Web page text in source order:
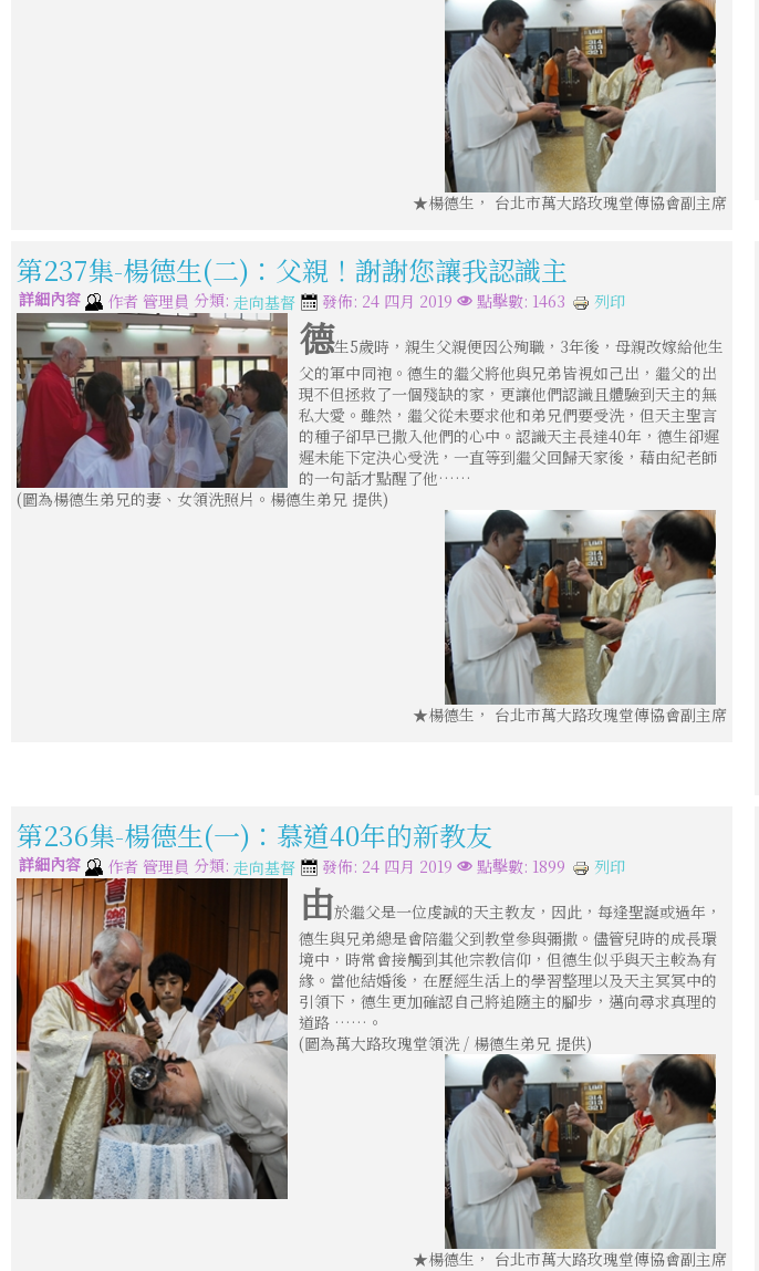
★楊德生， 台北市萬大路玫瑰堂傳協會副主席
第237集-楊德生(二)：父親！謝謝您讓我認識主
詳細內容 作者 管理員 分類: 走向基督 發佈: 24 四月 2019 點擊數: 1463 列印
德生5歲時，親生父親便因公殉職，3年後，母親改嫁給他生
父的軍中同袍。德生的繼父將他與兄弟皆視如己出，繼父的出
現不但拯救了一個殘缺的家，更讓他們認識且體驗到天主的無
私大愛。雖然，繼父從未要求他和弟兄們要受洗，但天主聖言
的種子卻早已撒入他們的心中。認識天主長達40年，德生卻遲
遲未能下定決心受洗，一直等到繼父回歸天家後，藉由紀老師
的一句話才點醒了他……
(圖為楊德生弟兄的妻、女領洗照片。楊德生弟兄 提供)
★楊德生， 台北市萬大路玫瑰堂傳協會副主席
第236集-楊德生(一)：慕道40年的新教友
詳細內容 作者 管理員 分類: 走向基督 發佈: 24 四月 2019 點擊數: 1899 列印
由於繼父是一位虔誠的天主教友，因此，每逢聖誕或過年，
德生與兄弟總是會陪繼父到教堂參與彌撒。儘管兒時的成長環
境中，時常會接觸到其他宗教信仰，但德生似乎與天主較為有
緣。當他結婚後，在歷經生活上的學習整理以及天主冥冥中的
引領下，德生更加確認自己將追隨主的腳步，邁向尋求真理的
道路 ……。
(圖為萬大路玫瑰堂領洗 / 楊德生弟兄 提供)
★楊德生， 台北市萬大路玫瑰堂傳協會副主席